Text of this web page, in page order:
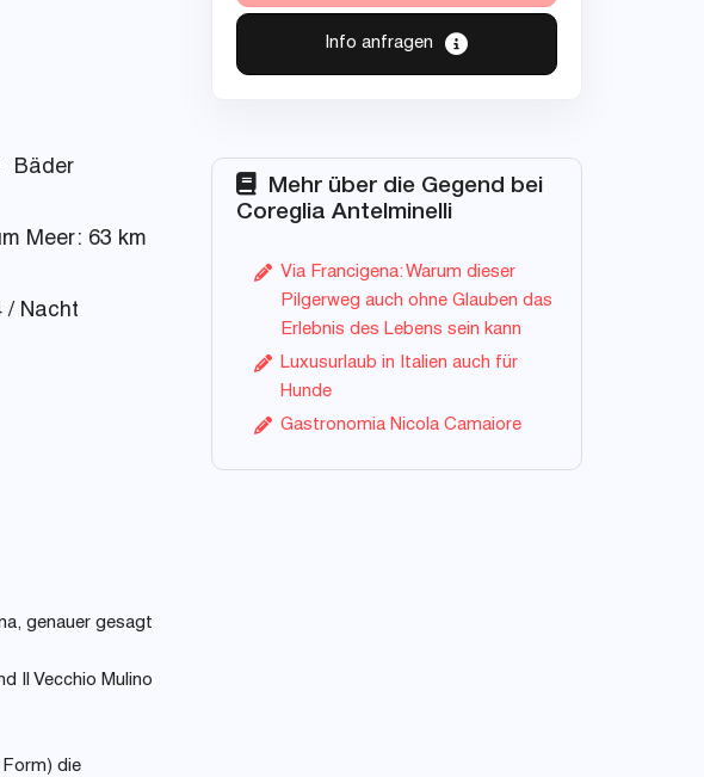
Bäder
Meer: 63 km
/ Nacht
genauer gesagt
Il Vecchio Mulino
Form) die
Info anfragen
Mehr über die Gegend bei
Coreglia Antelminelli
Via Francigena: Warum dieser
Pilgerweg auch ohne Glauben das
Erlebnis des Lebens sein kann
Luxusurlaub in Italien auch für
Hunde
Gastronomia Nicola Camaiore